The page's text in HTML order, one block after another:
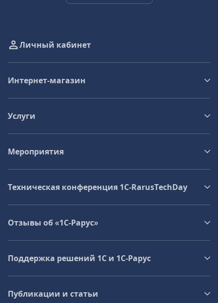
Личный кабинет
Интернет-магазин
Услуги
Мероприятия
Техническая конференция 1C‑RarusTechDay
Отзывы об «1С-Рарус»
Поддержка решений 1С и 1С‑Рарус
Публикации и статьи